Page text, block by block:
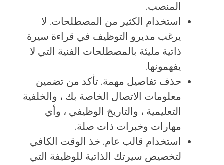
المنصب.
استخدام الكثير من المصطلحات. لا
يرغب مديرو التوظيف في قراءة سيرة
ذاتية مليئة بالمصطلحات الفنية التي لا
يفهمونها.
حذف تفاصيل مهمة. تأكد من تضمين
معلومات الاتصال الخاصة بك ، والخلفية
التعليمية ، والتاريخ الوظيفي ، وأي
مهارات وخبرات ذات صلة.
استخدام قالب عام. خذ الوقت الكافي
لتخصيص سيرتك الذاتية للوظيفة التي